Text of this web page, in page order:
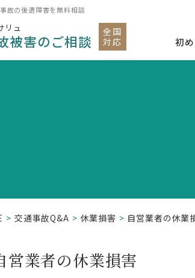
故の後遺障害を無料相談
リュ
被害のご相談
全国
対応
初
交通事故Q&A 休業損害 自営業者の休業
営業者の休業損害